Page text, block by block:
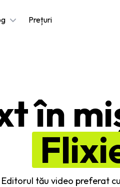
Prețuri
în
Editorul tău video preferat